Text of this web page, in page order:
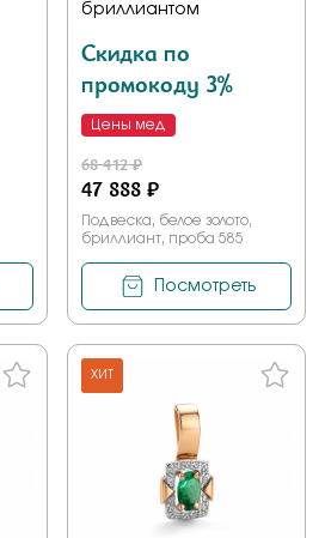
бриллиантом
Скидка по
промокоду 3%
Цены мед
68 412 ₽
47 888 ₽
Подвеска, белое золото,
бриллиант, проба 585
Посмотреть
ХИТ